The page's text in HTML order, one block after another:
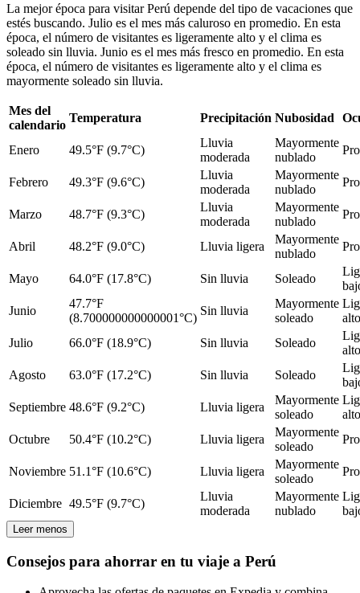
La mejor época para visitar Perú depende del tipo de vacaciones que
estés buscando. Julio es el mes más caluroso en promedio. En esta
época, el número de visitantes es ligeramente alto y el clima es
soleado sin lluvia. Junio es el mes más fresco en promedio. En esta
época, el número de visitantes es ligeramente alto y el clima es
mayormente soleado sin lluvia.
Mes del
calendario
Temperatura Precipitación Nubosidad
Enero 49.5°F (9.7°C)
Lluvia
moderada
Mayormente
nublado
Febrero 49.3°F (9.6°C)
Lluvia
moderada
Mayormente
nublado
Marzo 48.7°F (9.3°C)
Lluvia
moderada
Mayormente
nublado
Abril 48.2°F (9.0°C) Lluvia ligera
Mayormente
nublado
Mayo 64.0°F (17.8°C) Sin lluvia Soleado
Junio
47.7°F
(8.700000000000001°C)
Sin lluvia
Mayormente
soleado
alto
Julio
66.0°F (18.9°C) Sin lluvia Soleado
alto
Agosto
63.0°F (17.2°C) Sin lluvia Soleado
Septiembre 48.6°F (9.2°C) Lluvia ligera
Mayormente
soleado
alto
Octubre
50.4°F (10.2°C) Lluvia ligera
Mayormente
soleado
Noviembre 51.1°F (10.6°C) Lluvia ligera
Mayormente
soleado
Diciembre 49.5°F (9.7°C)
Lluvia
moderada
Mayormente
nublado
Leer menos
Consejos para ahorrar en tu viaje a Perú